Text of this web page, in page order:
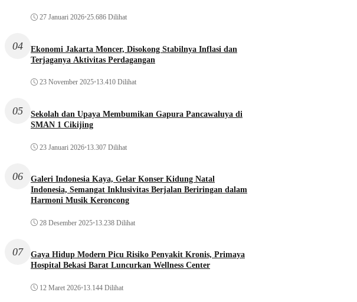
27 Januari 2026•25.686 Dilihat
04
Ekonomi Jakarta Moncer, Disokong Stabilnya Inflasi dan
Terjaganya Aktivitas Perdagangan
23 November 2025•13.410 Dilihat
05
Sekolah dan Upaya Membumikan Gapura Pancawaluya di
SMAN 1 Cikijing
23 Januari 2026•13.307 Dilihat
06
Galeri Indonesia Kaya, Gelar Konser Kidung Natal
Indonesia, Semangat Inklusivitas Berjalan Beriringan dalam
Harmoni Musik Keroncong
28 Desember 2025•13.238 Dilihat
07
Gaya Hidup Modern Picu Risiko Penyakit Kronis, Primaya
Hospital Bekasi Barat Luncurkan Wellness Center
12 Maret 2026•13.144 Dilihat